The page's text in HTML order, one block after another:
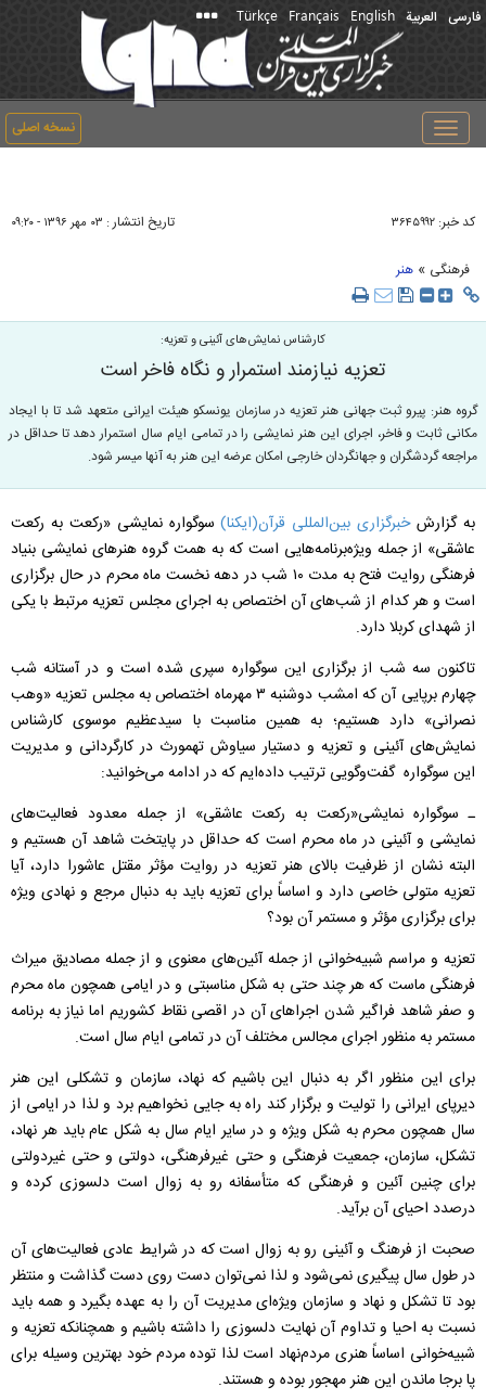
فارسی العربیة English
Français
Türkçe
نسخه اصلی
Toggle
navigation
کد خبر: ۳۶۴۵۹۹۲ تاریخ انتشار : ۰۳ مهر ۱۳۹۶ - ۰۹:۲۰
فرهنگی » هنر
کارشناس نمایش‌های آئینی و تعزیه:
تعزیه نیازمند استمرار و نگاه فاخر است
گروه هنر: پیرو ثبت جهانی هنر تعزیه در سازمان یونسکو هیئت ایرانی متعهد شد تا با ایجاد
مکانی ثابت و فاخر، اجرای این هنر نمایشی را در تمامی ایام سال استمرار دهد تا حداقل در
مراجعه گردشگران و جهانگردان خارجی امکان عرضه این هنر به آنها میسر شود.
به گزارشخبرگزاری بین‌المللی قرآن(ایکنا) سوگواره نمایشی «رکعت به رکعت
عاشقی» از جمله ویژه‌برنامه‌هایی است که به همت گروه هنرهای نمایشی بنیاد
فرهنگی روایت فتح به مدت ۱۰ شب در دهه نخست ماه محرم در حال برگزاری
است و هر کدام از شب‌های آن اختصاص به اجرای مجلس تعزیه مرتبط با یکی
از شهدای کربلا دارد.
تاکنون سه شب از برگزاری این سوگواره سپری شده است و در آستانه شب
چهارم برپایی آن که امشب دوشنبه ۳ مهرماه اختصاص به مجلس تعزیه «وهب
نصرانی» دارد هستیم؛ به همین مناسبت با سیدعظیم موسوی کارشناس
نمایش‌های آئینی و تعزیه و دستیار سیاوش تهمورث در کارگردانی و مدیریت
این سوگواره گفت‌و‌گویی ترتیب داده‌ایم که در ادامه می‌خوانید:
ـ سوگواره نمایشی«رکعت به رکعت عاشقی» از جمله معدود فعالیت‌های
نمایشی و آئینی در ماه محرم است که حداقل در پایتخت شاهد آن هستیم و
البته نشان از ظرفیت بالای هنر تعزیه در روایت مؤثر مقتل عاشورا دارد، آیا
تعزیه متولی خاصی دارد و اساساً برای تعزیه باید به دنبال مرجع و نهادی ویژه
برای برگزاری مؤثر و مستمر آن بود؟
تعزیه و مراسم شبیه‌خوانی از جمله آئین‌های معنوی و از جمله مصادیق میراث
فرهنگی ماست که هر چند حتی به شکل مناسبتی و در ایامی همچون ماه محرم
و صفر شاهد فراگیر شدن اجراهای آن در اقصی نقاط کشوریم اما نیاز به برنامه
مستمر به منظور اجرای مجالس مختلف آن در تمامی ایام سال است.
برای این منظور اگر به دنبال این باشیم که نهاد، سازمان و تشکلی این هنر
دیرپای ایرانی را تولیت و برگزار کند راه به جایی نخواهیم برد و لذا در ایامی از
سال همچون محرم به شکل ویژه و در سایر ایام سال به شکل عام باید هر نهاد،
تشکل، سازمان، جمعیت فرهنگی و حتی غیرفرهنگی، دولتی و حتی غیردولتی
برای چنین آئین و فرهنگی که متأسفانه رو به زوال است دلسوزی کرده و
درصدد احیای آن برآید.
صحبت از فرهنگ و آئینی رو به زوال است که در شرایط عادی فعالیت‌های آن
در طول سال پیگیری نمی‌شود و لذا نمی‌توان دست روی دست گذاشت و منتظر
بود تا تشکل و نهاد و سازمان ویژه‌ای مدیریت آن را به عهده بگیرد و همه باید
نسبت به احیا و تداوم آن نهایت دلسوزی را داشته باشیم و همچنانکه تعزیه و
شبیه‌خوانی اساساً هنری مردم‌نهاد است لذا توده مردم خود بهترین وسیله برای
پا برجا ماندن این هنر مهجور بوده و هستند.